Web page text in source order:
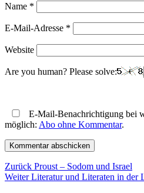
Name *
E-Mail-Adresse *
Website
Are you human? Please solve:
E-Mail-Benachrichtigung bei
möglich: Abo ohne Kommentar.
Beitragsnavigation
Zurück Vorheriger
Beitrag:
Proust – Sodom und Israel
Weiter Nächster
Literatur und Literaten in der